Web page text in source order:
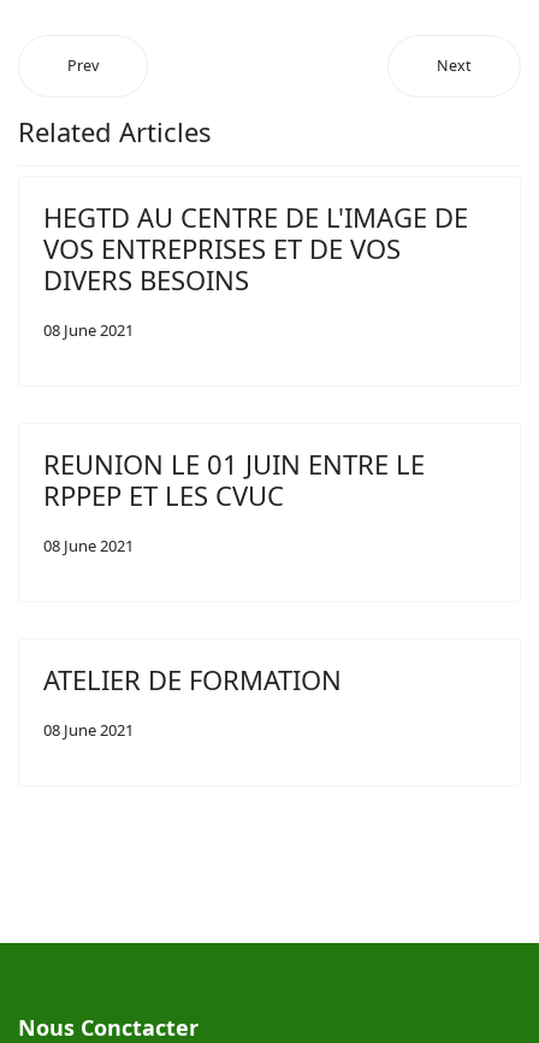
Prev Next
Related Articles
HEGTD AU CENTRE DE L'IMAGE DE
VOS ENTREPRISES ET DE VOS
DIVERS BESOINS
08 June 2021
REUNION LE 01 JUIN ENTRE LE
RPPEP ET LES CVUC
08 June 2021
ATELIER DE FORMATION
08 June 2021
Nous Conctacter